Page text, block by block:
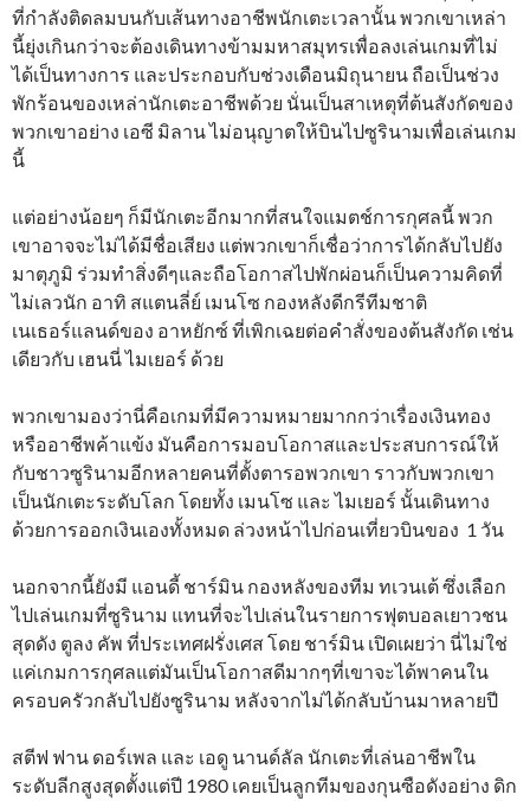
ที่กำลังติดลมบนกับเส้นทางอาชีพนักเตะเวลานั้น พวกเขาเหล่า
นี้ยุ่งเกินกว่าจะต้องเดินทางข้ามมหาสมุทรเพื่อลงเล่นเกมที่ไม่
ได้เป็นทางการ และประกอบกับช่วงเดือนมิถุนายน ถือเป็นช่วง
พักร้อนของเหล่านักเตะอาชีพด้วย นั่นเป็นสาเหตุที่ต้นสังกัดของ
พวกเขาอย่าง เอซี มิลาน ไม่อนุญาตให้บินไปซูรินามเพื่อเล่นเกม
นี้
แต่อย่างน้อยๆ ก็มีนักเตะอีกมากที่สนใจแมตช์การกุศลนี้ พวก
เขาอาจจะไม่ได้มีชื่อเสียง แต่พวกเขาก็เชื่อว่าการได้กลับไปยัง
มาตุภูมิ ร่วมทำสิ่งดีๆและถือโอกาสไปพักผ่อนก็เป็นความคิดที่
ไม่เลวนัก อาทิ สแตนลี่ย์ เมนโซ กองหลังดีกรีทีมชาติ
เนเธอร์แลนด์ของ อาหยักซ์ ที่เพิกเฉยต่อคำสั่งของต้นสังกัด เช่น
เดียวกับ เฮนนี่ ไมเยอร์ ด้วย
พวกเขามองว่านี่คือเกมที่มีความหมายมากกว่าเรื่องเงินทอง
หรืออาชีพค้าแข้ง มันคือการมอบโอกาสและประสบการณ์ให้
กับชาวซูรินามอีกหลายคนที่ตั้งตารอพวกเขา ราวกับพวกเขา
เป็นนักเตะระดับโลก โดยทั้ง เมนโซ และ ไมเยอร์ นั้นเดินทาง
ด้วยการออกเงินเองทั้งหมด ล่วงหน้าไปก่อนเที่ยวบินของ 1 วัน
นอกจากนี้ยังมี แอนดี้ ชาร์มิน กองหลังของทีม ทเวนเต้ ซึ่งเลือก
ไปเล่นเกมที่ซูรินาม แทนที่จะไปเล่นในรายการฟุตบอลเยาวชน
สุดดัง ตูลง คัพ ที่ประเทศฝรั่งเศส โดย ชาร์มิน เปิดเผยว่า นี่ไม่ใช่
แค่เกมการกุศลแต่มันเป็นโอกาสดีมากๆที่เขาจะได้พาคนใน
ครอบครัวกลับไปยังซูรินาม หลังจากไม่ได้กลับบ้านมาหลายปี
สตีฟ ฟาน ดอร์เพล และ เอดู นานด์ลัล นักเตะที่เล่นอาชีพใน
ระดับลีกสูงสุดตั้งแต่ปี 1980 เคยเป็นลูกทีมของกุนซือดังอย่าง ดิก